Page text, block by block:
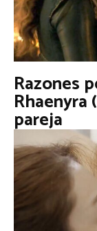
Razones
Rhaenyra
pareja